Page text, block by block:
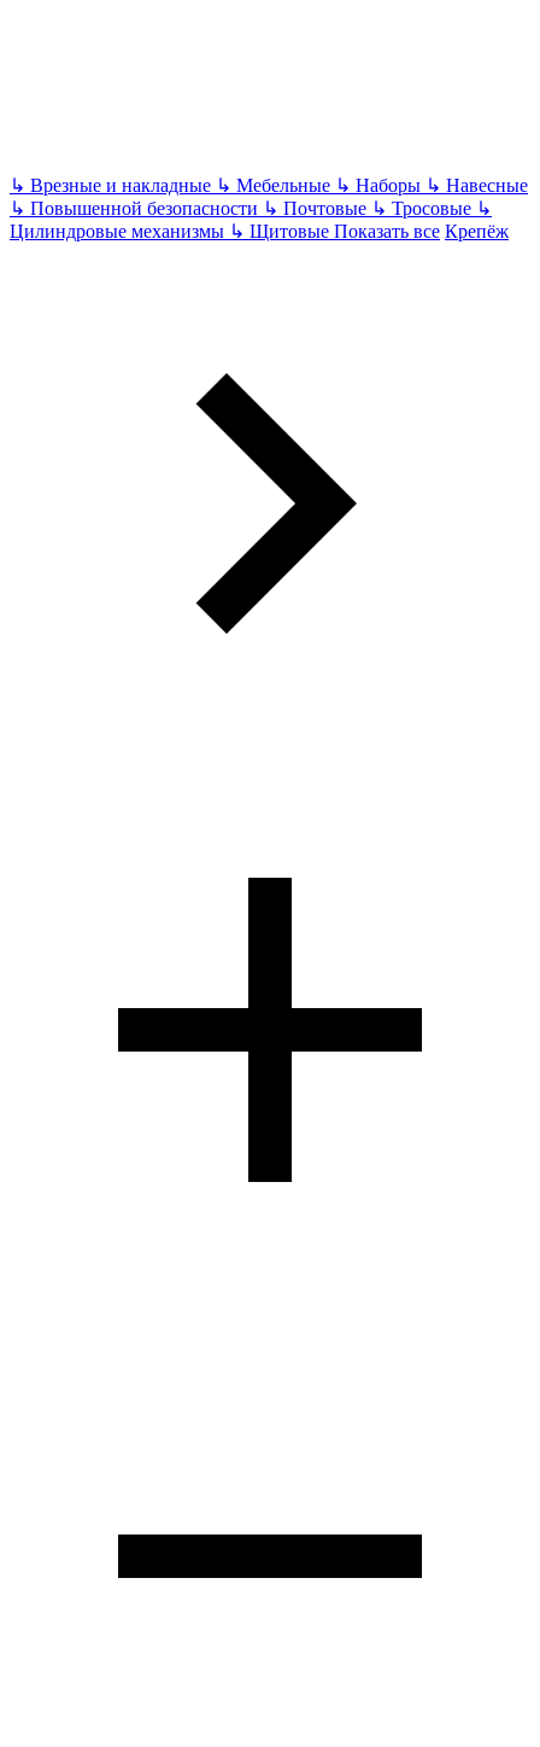
↳ Врезные и накладные ↳ Мебельные ↳ Наборы ↳ Навесные
↳ Повышенной безопасности ↳ Почтовые ↳ Тросовые ↳
Цилиндровые механизмы ↳ Щитовые Показать все Крепёж